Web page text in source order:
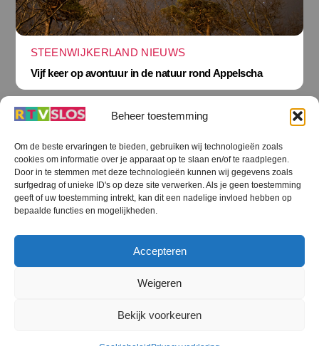
Beheer toestemming
Om de beste ervaringen te bieden, gebruiken wij technologieën zoals
cookies om informatie over je apparaat op te slaan en/of te raadplegen.
Door in te stemmen met deze technologieën kunnen wij gegevens zoals
surfgedrag of unieke ID's op deze site verwerken. Als je geen toestemming
geeft of uw toestemming intrekt, kan dit een nadelige invloed hebben op
bepaalde functies en mogelijkheden.
Accepteren
Weigeren
Bekijk voorkeuren
STEENWIJKERLAND NIEUWS
Vijf keer op avontuur in de natuur rond Appelscha
Terug
naar
boven
RTV SLOS
RTV SLOS ANBI